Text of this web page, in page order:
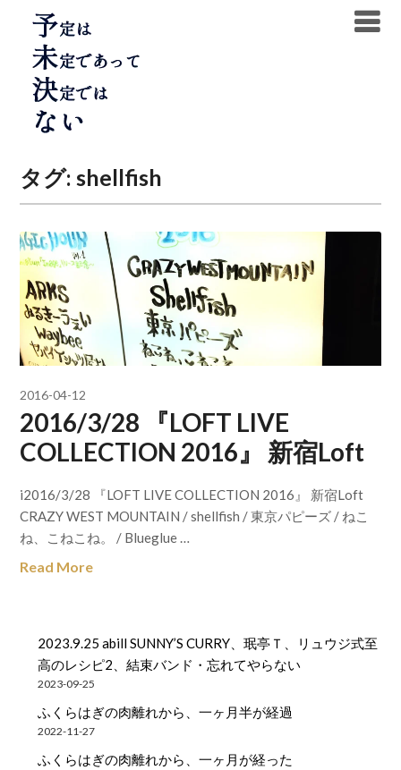
content
タグ:shellfish
2016-04-12
2016/3/28 『LOFT LIVE
COLLECTION 2016』 新宿Loft
i2016/3/28 『LOFT LIVE COLLECTION 2016』 新宿Loft
CRAZY WEST MOUNTAIN / shellfish / 東京パピーズ / ねこ
ね、こねこね。 / Blueglue …
Read More
2023.9.25 abill SUNNY’S CURRY、珉亭Ｔ、リュウジ式至
高のレシピ2、結束バンド・忘れてやらない
2023-09-25
ふくらはぎの肉離れから、一ヶ月半が経過
2022-11-27
ふくらはぎの肉離れから、一ヶ月が経った